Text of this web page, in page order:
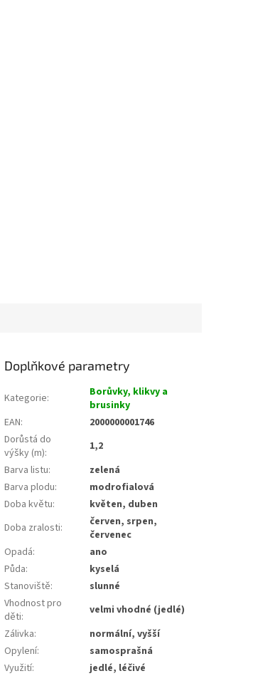
Doplňkové parametry
Kategorie:
Borůvky, klikvy a
brusinky
EAN:
2000000001746
Dorůstá do
výšky (m):
1,2
Barva listu:
zelená
Barva plodu:
modrofialová
Doba květu:
květen, duben
Doba zralosti:
červen, srpen,
červenec
Opadá:
ano
Půda:
kyselá
Stanoviště:
slunné
Vhodnost pro
děti:
velmi vhodné (jedlé)
Zálivka:
normální, vyšší
Opylení:
samosprašná
Využití: jedlé, léčivé